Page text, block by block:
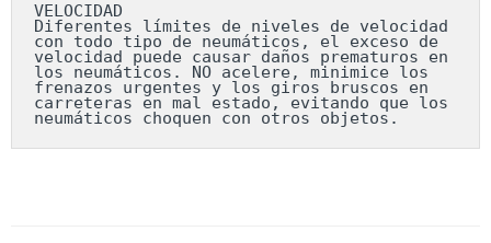
VELOCIDAD
Diferentes límites de niveles de velocidad
con todo tipo de neumáticos, el exceso de
velocidad puede causar daños prematuros en
los neumáticos. NO acelere, minimice los
frenazos urgentes y los giros bruscos en
carreteras en mal estado, evitando que los
neumáticos choquen con otros objetos.